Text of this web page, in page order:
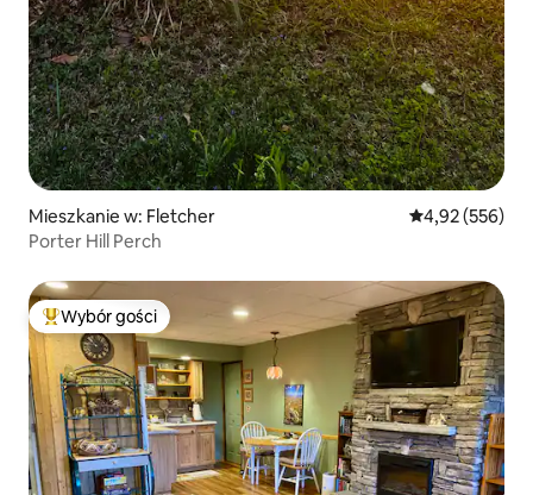
Mieszkanie w: Fletcher Średnia
4,92 (556)
Porter Hill Perch
Najpopularniejsze z kategorii Wybór gości
Wybór gości